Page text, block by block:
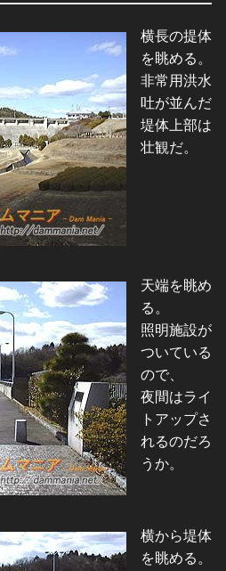
横長の提体
を眺める。
非常用洪水
吐が並んだ
堤体上部は
壮観だ。
天端を眺め
る。
照明施設が
ついている
ので、
夜間はライ
トアップさ
れるのだろ
うか。
横から堤体
を眺める。